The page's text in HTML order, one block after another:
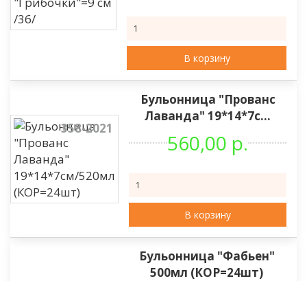
В корзину
358-2021
Бульонница "Прованс
Лаванда" 19*14*7с...
560,00 р.
В корзину
Бульонница "Фабьен"
500мл (КОР=24шт)